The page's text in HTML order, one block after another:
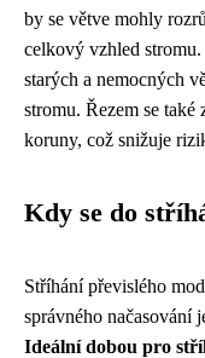
by se větve mohly
celkový vzhled
starých a nemocných
stromu. Řezem se
koruny, což snižuje
Kdy se do
Stříhání převislého
správného načasování
Ideální dobou pro